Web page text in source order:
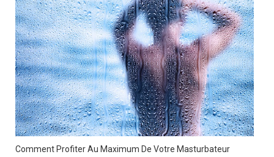
Comment Profiter Au Maximum De Votre Masturbateur